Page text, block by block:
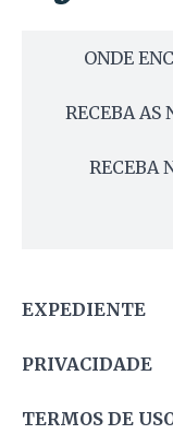
ONDE
RECEBA AS
RECEBA
EXPEDIENTE
PRIVACIDADE
TERMOS DE